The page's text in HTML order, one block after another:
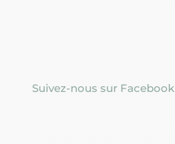
Suivez-nous sur Facebook